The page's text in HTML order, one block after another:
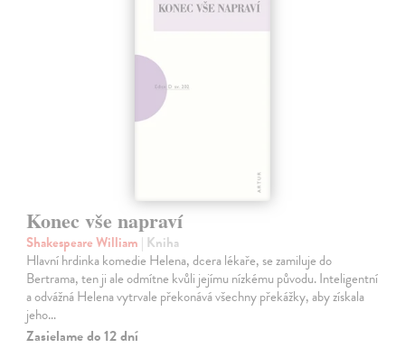
Konec vše napraví
Shakespeare William | Kniha
Hlavní hrdinka komedie Helena, dcera lékaře, se zamiluje do
Bertrama, ten ji ale odmítne kvůli jejímu nízkému původu. Inteligentní
a odvážná Helena vytrvale překonává všechny překážky, aby získala
jeho…
Zasielame do 12 dní